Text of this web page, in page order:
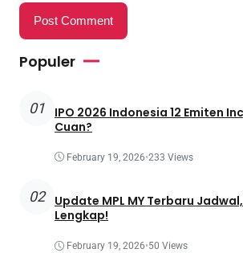
Populer
01
IPO 2026 Indonesia 12 Emiten
Cuan?
February 19, 2026•233 Views
02
Update MPL MY Terbaru
Lengkap!
February 19, 2026•50 Views